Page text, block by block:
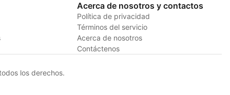
Acerca de nosotros y contactos
Política de privacidad
Términos del servicio
Acerca de nosotros
Contáctenos
los derechos.